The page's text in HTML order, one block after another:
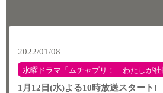
2022/01/08
水曜ドラマ「ムチャブリ！ わたしが社
1月12日(水)よる10時放送スタート!